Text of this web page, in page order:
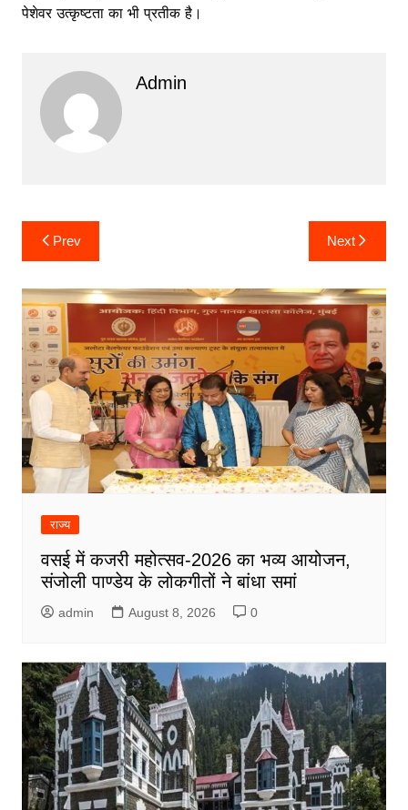
पेशेवर उत्कृष्टता का भी प्रतीक है।
Admin
Post
navigation
Prev Next
राज्य
वसई में कजरी महोत्सव-2026 का भव्य आयोजन,
संजोली पाण्डेय के लोकगीतों ने बांधा समां
admin August 8, 2026 0